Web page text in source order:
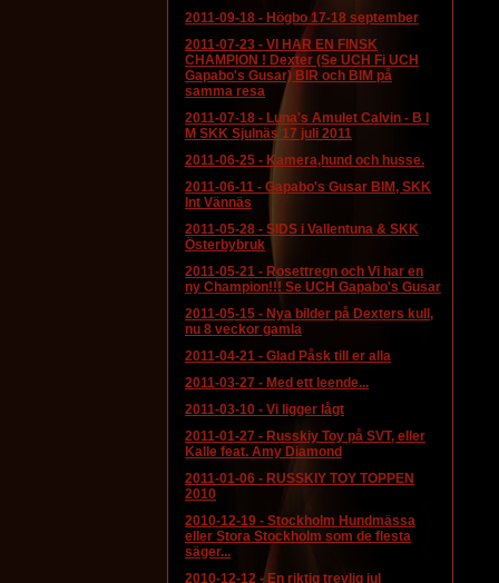
2011-09-18 - Högbo 17-18 september
2011-07-23 - VI HAR EN FINSK
CHAMPION ! Dexter (Se UCH Fi UCH
Gapabo's Gusar) BIR och BIM på
samma resa
2011-07-18 - Luna's Amulet Calvin - B I
M SKK Sjulnäs 17 juli 2011
2011-06-25 - Kamera,hund och husse.
2011-06-11 - Gapabo's Gusar BIM, SKK
Int Vännäs
2011-05-28 - SIDS i Vallentuna & SKK
Österbybruk
2011-05-21 - Rosettregn och Vi har en
ny Champion!!! Se UCH Gapabo's Gusar
2011-05-15 - Nya bilder på Dexters kull,
nu 8 veckor gamla
2011-04-21 - Glad Påsk till er alla
2011-03-27 - Med ett leende...
2011-03-10 - Vi ligger lågt
2011-01-27 - Russkiy Toy på SVT, eller
Kalle feat. Amy Diamond
2011-01-06 - RUSSKIY TOY TOPPEN
2010
2010-12-19 - Stockholm Hundmässa
eller Stora Stockholm som de flesta
säger...
2010-12-12 - En riktig trevlig jul